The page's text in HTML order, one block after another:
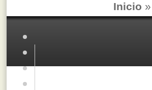
Inicio »